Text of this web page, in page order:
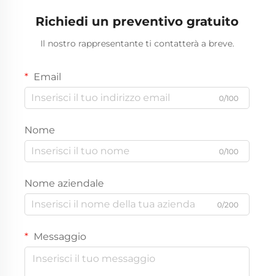
Richiedi un preventivo gratuito
Il nostro rappresentante ti contatterà a breve.
Email
0/100
Nome
0/100
Nome aziendale
0/200
Messaggio